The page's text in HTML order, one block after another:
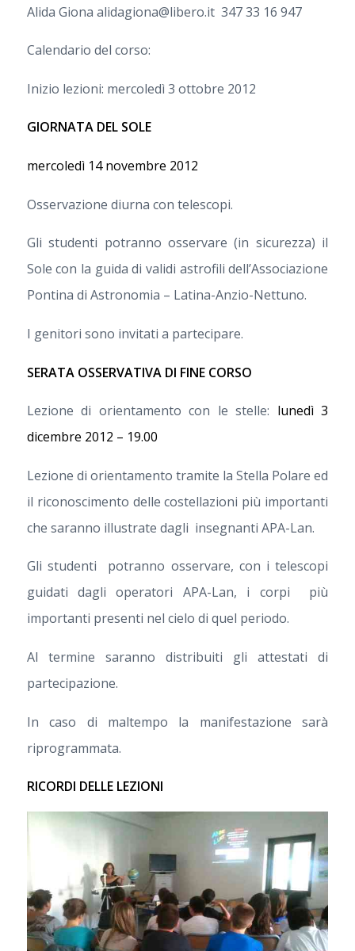
Alida Giona alidagiona@libero.it 347 33 16 947
Calendario del corso:
Inizio lezioni: mercoledì 3 ottobre 2012
GIORNATA DEL SOLE
mercoledì 14 novembre 2012
Osservazione diurna con telescopi.
Gli studenti potranno osservare (in sicurezza) il
Sole con la guida di validi astrofili dell’Associazione
Pontina di Astronomia – Latina-Anzio-Nettuno.
I genitori sono invitati a partecipare.
SERATA OSSERVATIVA DI FINE CORSO
Lezione di orientamento con le stelle: lunedì 3
dicembre 2012 – 19.00
Lezione di orientamento tramite la Stella Polare ed
il riconoscimento delle costellazioni più importanti
che saranno illustrate dagli insegnanti APA-Lan.
Gli studenti potranno osservare, con i telescopi
guidati dagli operatori APA-Lan, i corpi più
importanti presenti nel cielo di quel periodo.
Al termine saranno distribuiti gli attestati di
partecipazione.
In caso di maltempo la manifestazione sarà
riprogrammata.
RICORDI DELLE LEZIONI